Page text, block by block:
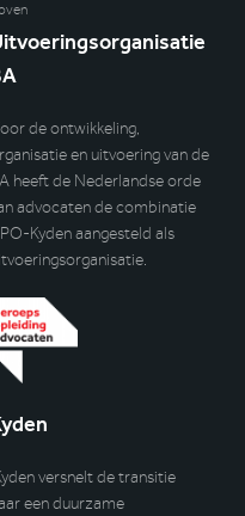
de ontwikkeling,
en uitvoering van de
heeft de Nederlandse orde
advocaten de combinatie
Kyden aangesteld als
versnelt de transitie
een duurzame